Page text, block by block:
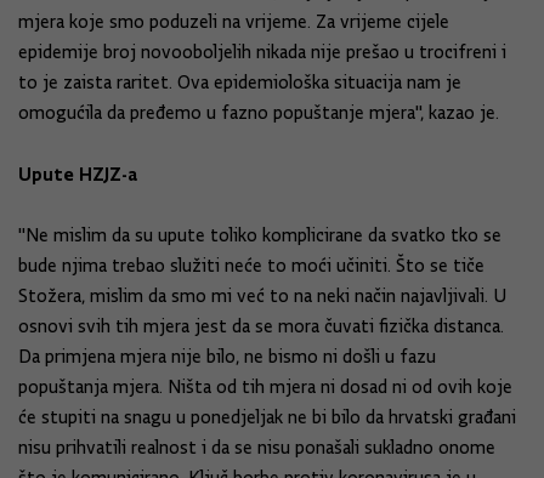
mjera koje smo poduzeli na vrijeme. Za vrijeme cijele
epidemije broj novooboljelih nikada nije prešao u trocifreni i
to je zaista raritet. Ova epidemiološka situacija nam je
omogućila da pređemo u fazno popuštanje mjera", kazao je.
Upute HZJZ-a
"Ne mislim da su upute toliko komplicirane da svatko tko se
bude njima trebao služiti neće to moći učiniti. Što se tiče
Stožera, mislim da smo mi već to na neki način najavljivali. U
osnovi svih tih mjera jest da se mora čuvati fizička distanca.
Da primjena mjera nije bilo, ne bismo ni došli u fazu
popuštanja mjera. Ništa od tih mjera ni dosad ni od ovih koje
će stupiti na snagu u ponedjeljak ne bi bilo da hrvatski građani
nisu prihvatili realnost i da se nisu ponašali sukladno onome